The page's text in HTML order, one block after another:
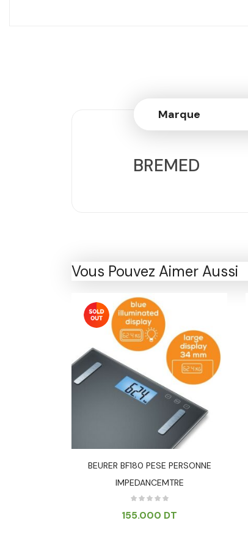
Marque
BREMED
Vous Pouvez Aimer Aussi
BEURER BF180 PESE PERSONNE
IMPEDANCEMTRE
155.000 DT